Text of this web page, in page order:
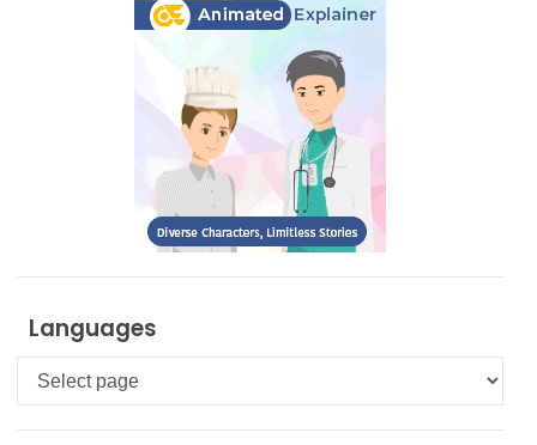
Languages
Languages